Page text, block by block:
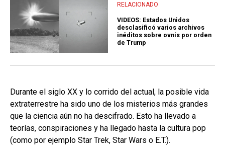
RELACIONADO
VIDEOS: Estados Unidos
desclasificó varios archivos
inéditos sobre ovnis por orden
de Trump
Durante el siglo XX y lo corrido del actual, la posible vida
extraterrestre ha sido uno de los misterios más grandes
que la ciencia aún no ha descifrado. Esto ha llevado a
teorías, conspiraciones y ha llegado hasta la cultura pop
(como por ejemplo Star Trek, Star Wars o E.T.).